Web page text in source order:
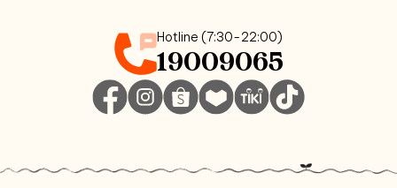
Hotline (7:30-22:00)
19009065